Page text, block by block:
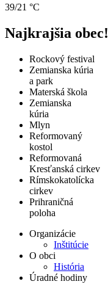
39/21 °C
Najkrajšia obec!
Rockový festival
Zemianska kúria
a park
Materská škola
Zemianska
kúria
Mlyn
Reformovaný
kostol
Reformovaná
Kresťanská cirkev
Rímskokatolícka
cirkev
Prihraničná
poloha
Organizácie
Inštitúcie
O obci
História
Úradné hodiny